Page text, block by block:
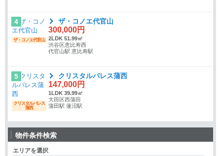
4
ザ・コノエ代官山
ザ・コノエ代官山
300,000円
2LDK 51.99㎡
渋谷区恵比寿西
代官山駅 恵比寿駅
5
クリスタルパレス
蒲西
クリスタルパレス蒲西
147,000円
1LDK 39.99㎡
大田区西蒲田
蒲田駅 蓮沼駅
物件条件検索
エリアを選択